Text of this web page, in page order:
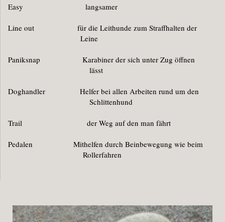
Easy langsamer
Line out für die Leithunde zum Straffhalten der
Leine
Paniksnap Karabiner der sich unter Zug öffnen
lässt
Doghandler Helfer bei allen Arbeiten rund um den
Schlittenhund
Trail der Weg auf den man fährt
Pedalen Mithelfen durch Beinbewegung wie beim
Rollerfahren